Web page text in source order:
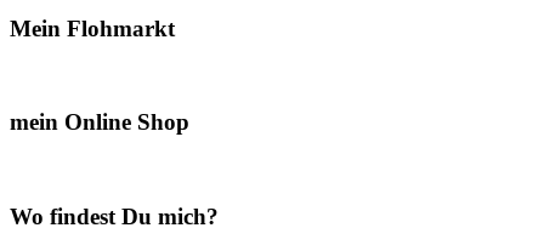
Mein Flohmarkt
mein Online Shop
Wo findest Du mich?